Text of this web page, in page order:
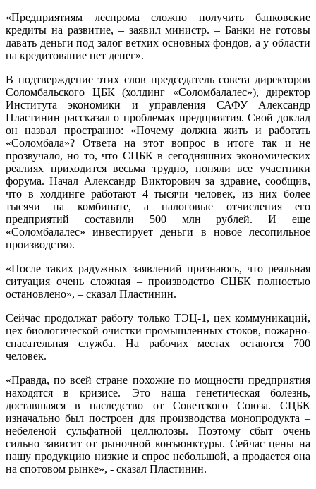
«Предприятиям леспрома сложно получить банковские
кредиты на развитие, – заявил министр. – Банки не готовы
давать деньги под залог ветхих основных фондов, а у области
на кредитование нет денег».
В подтверждение этих слов председатель совета директоров
Соломбальского ЦБК (холдинг «Соломбалалес»), директор
Института экономики и управления САФУ Александр
Пластинин рассказал о проблемах предприятия. Свой доклад
он назвал пространно: «Почему должна жить и работать
«Соломбала»? Ответа на этот вопрос в итоге так и не
прозвучало, но то, что СЦБК в сегодняшних экономических
реалиях приходится весьма трудно, поняли все участники
форума. Начал Александр Викторович за здравие, сообщив,
что в холдинге работают 4 тысячи человек, из них более
тысячи на комбинате, а налоговые отчисления его
предприятий составили 500 млн рублей. И еще
«Соломбалалес» инвестирует деньги в новое лесопильное
производство.
«После таких радужных заявлений признаюсь, что реальная
ситуация очень сложная – производство СЦБК полностью
остановлено», – сказал Пластинин.
Сейчас продолжат работу только ТЭЦ-1, цех коммуникаций,
цех биологической очистки промышленных стоков, пожарно-
спасательная служба. На рабочих местах остаются 700
человек.
«Правда, по всей стране похожие по мощности предприятия
находятся в кризисе. Это наша генетическая болезнь,
доставшаяся в наследство от Советского Союза. СЦБК
изначально был построен для производства монопродукта –
небеленой сульфатной целлюлозы. Поэтому сбыт очень
сильно зависит от рыночной конъюнктуры. Сейчас цены на
нашу продукцию низкие и спрос небольшой, а продается она
на спотовом рынке», - сказал Пластинин.